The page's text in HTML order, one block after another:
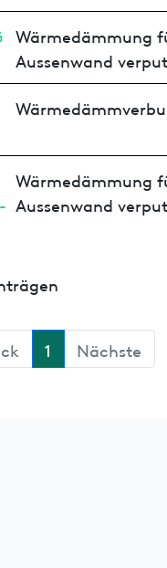
Wärmedämmung
Aussenwand
Wärmedämmung
Aussenwand
1 Nächste